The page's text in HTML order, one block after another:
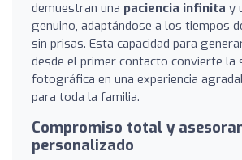
demuestran una paciencia infinita y
genuino, adaptándose a los tiempos
sin prisas. Esta capacidad para
desde el primer contacto convierte la
fotográfica en una experiencia
para toda la familia.
Compromiso total y
personalizado